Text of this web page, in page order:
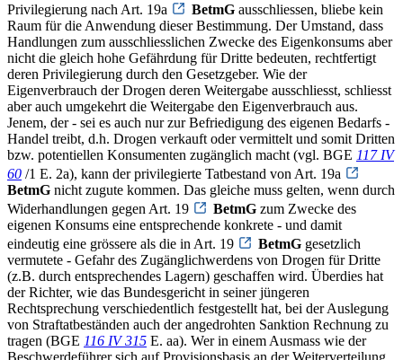
Privilegierung nach Art. 19a
BetmG ausschliessen, bliebe kein
Raum für die Anwendung dieser Bestimmung. Der Umstand, dass
Handlungen zum ausschliesslichen Zwecke des Eigenkonsums aber
nicht die gleich hohe Gefährdung für Dritte bedeuten, rechtfertigt
deren Privilegierung durch den Gesetzgeber. Wie der
Eigenverbrauch der Drogen deren Weitergabe ausschliesst, schliesst
aber auch umgekehrt die Weitergabe den Eigenverbrauch aus.
Jenem, der - sei es auch nur zur Befriedigung des eigenen Bedarfs -
Handel treibt, d.h. Drogen verkauft oder vermittelt und somit Dritten
bzw. potentiellen Konsumenten zugänglich macht (vgl. BGE 117 IV
60 /1 E. 2a), kann der privilegierte Tatbestand von Art. 19a
BetmG nicht zugute kommen. Das gleiche muss gelten, wenn durch
Widerhandlungen gegen Art. 19
BetmG zum Zwecke des
eigenen Konsums eine entsprechende konkrete - und damit
eindeutig eine grössere als die in Art. 19
BetmG gesetzlich
vermutete - Gefahr des Zugänglichwerdens von Drogen für Dritte
(z.B. durch entsprechendes Lagern) geschaffen wird. Überdies hat
der Richter, wie das Bundesgericht in seiner jüngeren
Rechtsprechung verschiedentlich festgestellt hat, bei der Auslegung
von Straftatbeständen auch der angedrohten Sanktion Rechnung zu
tragen (BGE 116 IV 315 E. aa). Wer in einem Ausmass wie der
Beschwerdeführer sich auf Provisionsbasis an der Weiterverteilung